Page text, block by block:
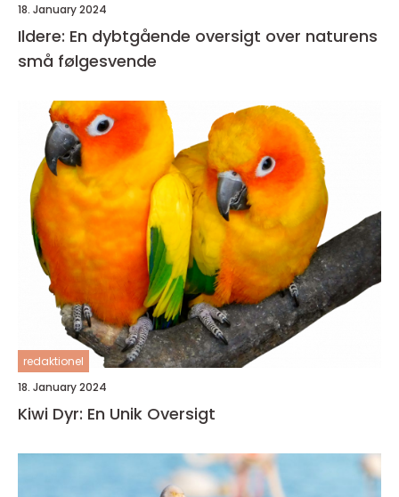
18. January 2024
Ildere: En dybtgående oversigt over naturens
små følgesvende
redaktionel
18. January 2024
Kiwi Dyr: En Unik Oversigt